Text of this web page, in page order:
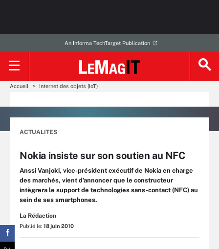
An Informa TechTarget Publication
Accueil Internet des objets (IoT)
ACTUALITES
Nokia insiste sur son soutien au NFC
Anssi Vanjoki, vice-président exécutif de Nokia en charge
des marchés, vient d’annoncer que le constructeur
intègrera le support de technologies sans-contact (NFC) au
sein de ses smartphones.
La Rédaction
Publié le: 18 juin 2010